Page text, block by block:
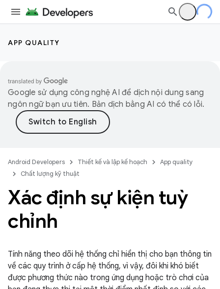
APP QUALITY
Google sử dụng công nghệ AI để dịch nội dung sang
ngôn ngữ bạn ưu tiên. Bản dịch bằng AI có thể có lỗi.
Android Developers Thiết kế và lập kế hoạch
App quality
Chất lượng kỹ thuật
Xác định sự kiện tuỳ
chỉnh
Tính năng theo dõi hệ thống chỉ hiển thị cho bạn thông tin
về các quy trình ở cấp hệ thống, vì vậy, đôi khi khó biết
được phương thức nào trong ứng dụng hoặc trò chơi của